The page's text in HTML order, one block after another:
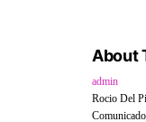
About
admin
Rocio Del